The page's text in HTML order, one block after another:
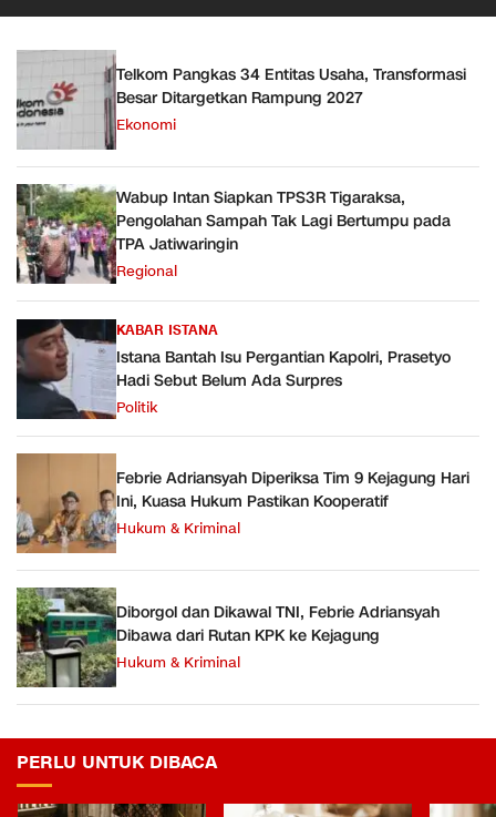
Telkom Pangkas 34 Entitas Usaha, Transformasi
Besar Ditargetkan Rampung 2027
Ekonomi
Wabup Intan Siapkan TPS3R Tigaraksa,
Pengolahan Sampah Tak Lagi Bertumpu pada
TPA Jatiwaringin
Regional
KABAR ISTANA
Istana Bantah Isu Pergantian Kapolri, Prasetyo
Hadi Sebut Belum Ada Surpres
Politik
Febrie Adriansyah Diperiksa Tim 9 Kejagung Hari
Ini, Kuasa Hukum Pastikan Kooperatif
Hukum & Kriminal
Diborgol dan Dikawal TNI, Febrie Adriansyah
Dibawa dari Rutan KPK ke Kejagung
Hukum & Kriminal
PERLU UNTUK DIBACA